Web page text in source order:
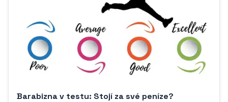
Barabizna v testu: Stojí za své peníze?